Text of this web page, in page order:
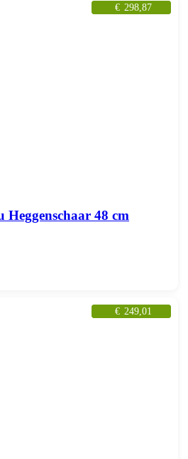
€ 298,87
Heggenschaar 48 cm
€ 249,01